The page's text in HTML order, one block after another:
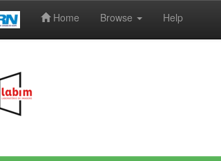
Home Browse Help